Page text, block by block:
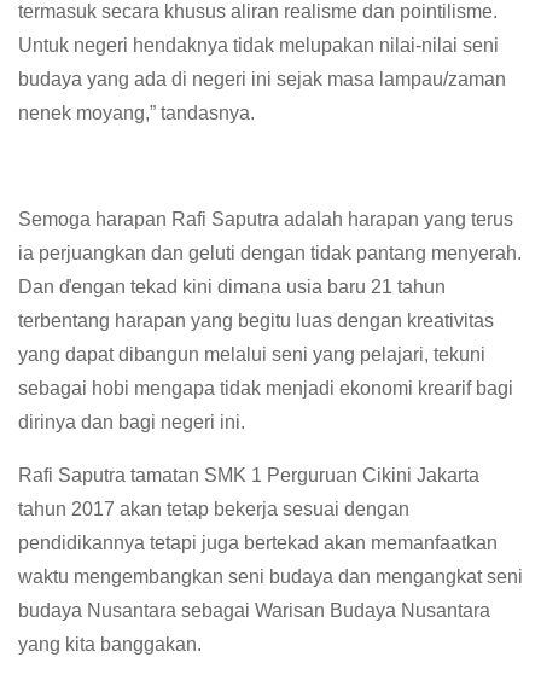
termasuk secara khusus aliran realisme dan pointilisme.
Untuk negeri hendaknya tidak melupakan nilai-nilai seni
budaya yang ada di negeri ini sejak masa lampau/zaman
nenek moyang,” tandasnya.
Semoga harapan Rafi Saputra adalah harapan yang terus
ia perjuangkan dan geluti dengan tidak pantang menyerah.
Dan ďengan tekad kini dimana usia baru 21 tahun
terbentang harapan yang begitu luas dengan kreativitas
yang dapat dibangun melalui seni yang pelajari, tekuni
sebagai hobi mengapa tidak menjadi ekonomi krearif bagi
dirinya dan bagi negeri ini.
Rafi Saputra tamatan SMK 1 Perguruan Cikini Jakarta
tahun 2017 akan tetap bekerja sesuai dengan
pendidikannya tetapi juga bertekad akan memanfaatkan
waktu mengembangkan seni budaya dan mengangkat seni
budaya Nusantara sebagai Warisan Budaya Nusantara
yang kita banggakan.